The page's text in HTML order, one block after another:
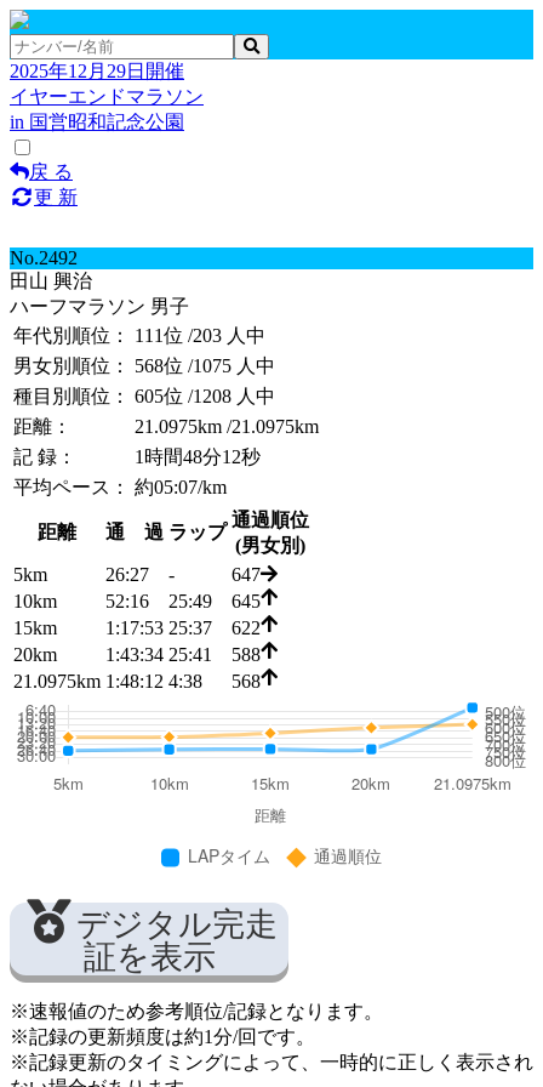
2025年12月29日開催
イヤーエンドマラソン
in 国営昭和記念公園
戻 る
更 新
No.2492
田山 興治
ハーフマラソン 男子
年代別順位：
111位 /203 人中
男女別順位：
568位 /1075 人中
種目別順位：
605位 /1208 人中
距離：
21.0975km /21.0975km
記 録：
1時間48分12秒
平均ペース：
約05:07/km
距離 通 過 ラップ
通過順位
(男女別)
5km
26:27 -
647
10km
52:16 25:49
645
15km
1:17:53 25:37
622
20km
1:43:34 25:41
588
21.0975km 1:48:12 4:38 568
デジタル完走
証を表示
※速報値のため参考順位/記録となります。
※記録の更新頻度は約1分/回です。
※記録更新のタイミングによって、一時的に正しく表示され